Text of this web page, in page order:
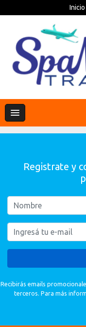
Inicio
Registrate y
Recibirás emails
terceros. Para más